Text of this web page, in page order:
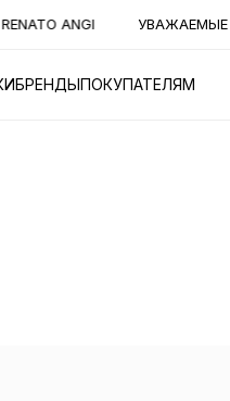
УВАЖАЕМЫЕ КЛИЕНТЫ! В
БРЕНДЫПОКУПАТЕЛЯМ